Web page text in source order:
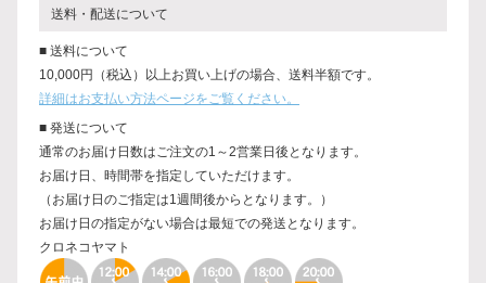
送料・配送について
■ 送料について
10,000円（税込）以上お買い上げの場合、送料半額です。
詳細はお支払い方法ページをご覧ください。
■ 発送について
通常のお届け日数はご注文の1～2営業日後となります。
お届け日、時間帯を指定していただけます。
（お届け日のご指定は1週間後からとなります。）
お届け日の指定がない場合は最短での発送となります。
クロネコヤマト